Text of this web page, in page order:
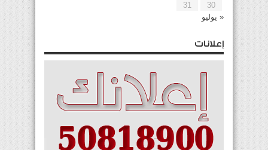
30
31
« يوليو
إعلانات